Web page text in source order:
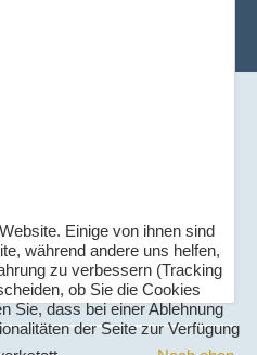
Einige von ihnen sind
während andere uns helfen,
zu verbessern (Tracking
ob Sie die Cookies
Sie, dass bei einer Ablehnung
der Seite zur Verfügung